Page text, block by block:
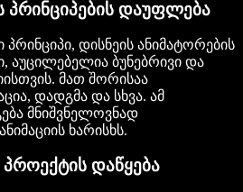
პრინციპების დაუფლება
პრინციპი, დისნეის ანიმატორების
აუცილებელია ბუნებრივი და
მათ შორისაა
დადგმა და სხვა. ამ
მნიშვნელოვნად
ხარისხს.
დაწყება